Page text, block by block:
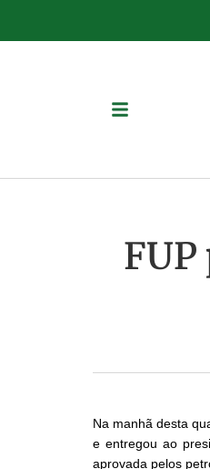
FUP
Na manhã desta
e entregou ao
aprovada pelos